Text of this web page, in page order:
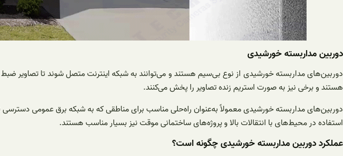
دوربین مداربسته خورشیدی
دوربین‌های مداربسته خورشیدی از نوع بی‌سیم هستند و می‌توانند به شبکه اینترنت متصل شوند تا تصاویر
هستند و برخی نیز به صورت استریم زنده تصاویر را پخش می‌کنند.
دوربین‌های مداربسته خورشیدی معمولاً به‌عنوان راه‌حلی مناسب برای مناطقی که به شبکه برق عمومی
استفاده در محیط‌های با انتقالات بالا و پروژه‌های ساختمانی موقت نیز بسیار مناسب هستند.
عملکرد دوربین مداربسته خورشیدی چگونه است؟